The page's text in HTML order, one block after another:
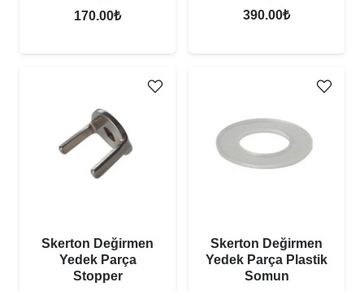
170.00₺
390.00₺
Skerton Değirmen
Yedek Parça
Stopper
Skerton Değirmen
Yedek Parça Plastik
Somun